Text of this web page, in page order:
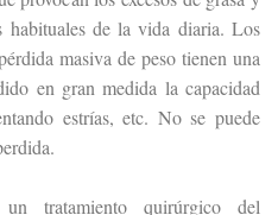
de la vida diaria. Los
masiva de peso tienen una
en gran medida la capacidad
estrías, etc. No se puede
tratamiento quirúrgico del